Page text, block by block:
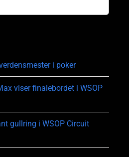
i poker
viser finalebordet i WSOP
gullring i WSOP Circuit